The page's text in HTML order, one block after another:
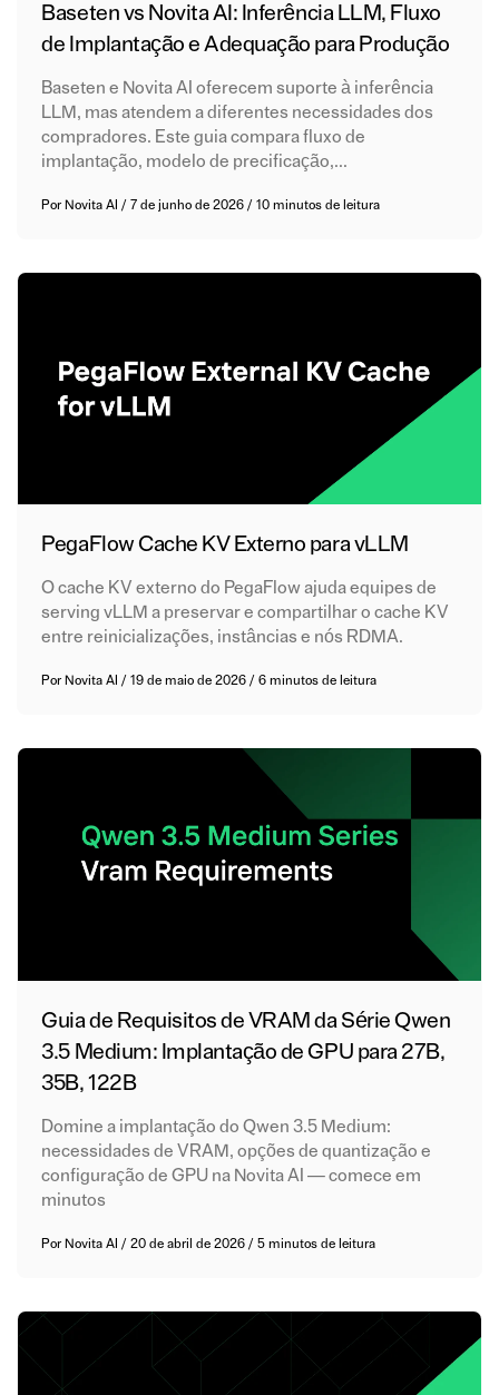
Baseten vs Novita AI: Inferência LLM, Fluxo
de Implantação e Adequação para Produção
Baseten e Novita AI oferecem suporte à inferência
LLM, mas atendem a diferentes necessidades dos
compradores. Este guia compara fluxo de
implantação, modelo de precificação,...
Por Novita AI /7 de junho de 2026/10 minutos de leitura
PegaFlow Cache KV Externo para vLLM
O cache KV externo do PegaFlow ajuda equipes de
serving vLLM a preservar e compartilhar o cache KV
entre reinicializações, instâncias e nós RDMA.
Por Novita AI /19 de maio de 2026/6 minutos de leitura
Guia de Requisitos de VRAM da Série Qwen
3.5 Medium: Implantação de GPU para 27B,
35B, 122B
Domine a implantação do Qwen 3.5 Medium:
necessidades de VRAM, opções de quantização e
configuração de GPU na Novita AI — comece em
minutos
Por Novita AI /20 de abril de 2026/5 minutos de leitura